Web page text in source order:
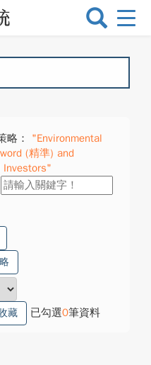
選
換
略：
"Environmental
(精準) and
Investors"
藏 已勾選0筆資料